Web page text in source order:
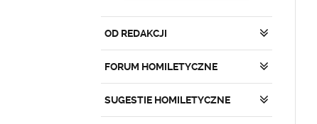
OD REDAKCJI
FORUM HOMILETYCZNE
SUGESTIE HOMILETYCZNE